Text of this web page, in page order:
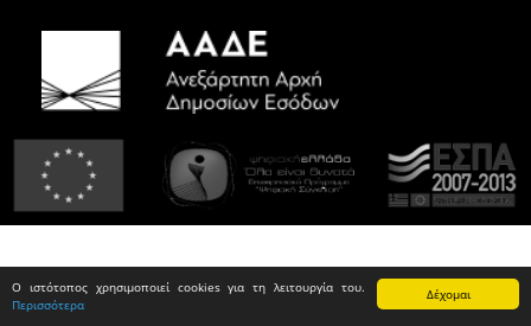
Δέχομαι
Ο ιστότοπος χρησιμοποιεί cookies για τη λειτουργία του.
Περισσότερα